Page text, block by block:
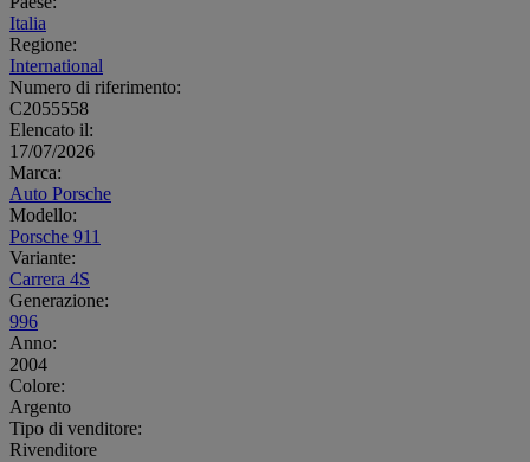
Italia
Regione:
International
Numero di riferimento:
C2055558
Elencato il:
17/07/2026
Marca:
Auto Porsche
Modello:
Porsche 911
Variante:
Carrera 4S
Generazione:
996
Anno:
2004
Colore:
Argento
Tipo di venditore:
Rivenditore